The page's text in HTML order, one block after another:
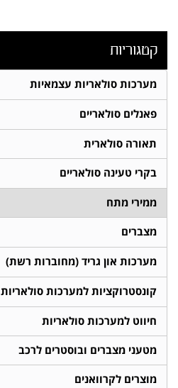
קטגוריות
מערכות סולאריות עצמאיות
פאנלים סולאריים
תאורה סולארית
בקרי טעינה סולאריים
ממירי מתח
מצברים
מערכות און גריד (מחוברות רשת)
קונסטרוקציות למערכות סולאריות
חיווט למערכות סולאריות
מטעני מצברים ובוסטרים לרכב
מוצרים לקרוואנים